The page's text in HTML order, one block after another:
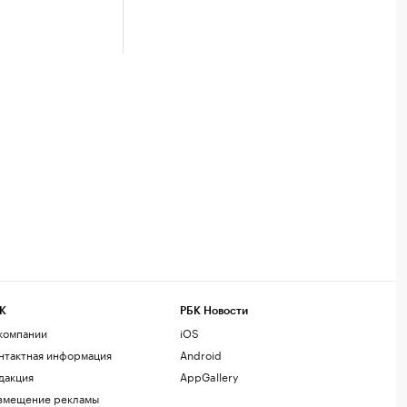
информация
рекламы
РБК Новости
iOS
Android
AppGallery